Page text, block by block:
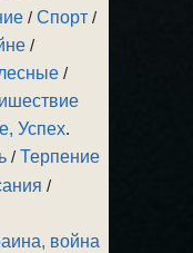
/Спорт /
/
/
Успех.
/Терпение
/
война